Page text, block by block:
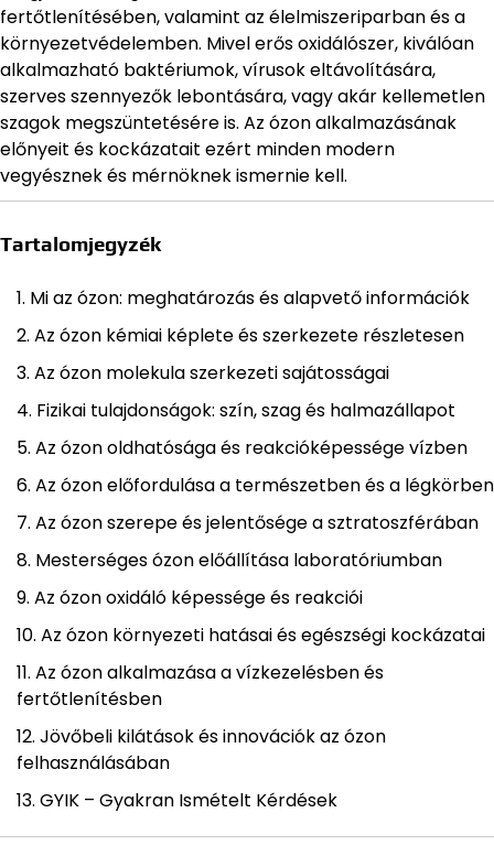
fertőtlenítésében, valamint az élelmiszeriparban és a
környezetvédelemben. Mivel erős oxidálószer, kiválóan
alkalmazható baktériumok, vírusok eltávolítására,
szerves szennyezők lebontására, vagy akár kellemetlen
szagok megszüntetésére is. Az ózon alkalmazásának
előnyeit és kockázatait ezért minden modern
vegyésznek és mérnöknek ismernie kell.
Tartalomjegyzék
Mi az ózon: meghatározás és alapvető információk
Az ózon kémiai képlete és szerkezete részletesen
Az ózon molekula szerkezeti sajátosságai
Fizikai tulajdonságok: szín, szag és halmazállapot
Az ózon oldhatósága és reakcióképessége vízben
Az ózon előfordulása a természetben és a légkörben
Az ózon szerepe és jelentősége a sztratoszférában
Mesterséges ózon előállítása laboratóriumban
Az ózon oxidáló képessége és reakciói
Az ózon környezeti hatásai és egészségi kockázatai
Az ózon alkalmazása a vízkezelésben és
fertőtlenítésben
Jövőbeli kilátások és innovációk az ózon
felhasználásában
GYIK – Gyakran Ismételt Kérdések